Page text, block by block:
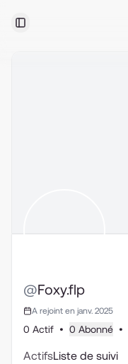
Toggle Sidebar
@Foxy.flp
A rejoint en janv. 2025
0 Actif • 0 Abonné •
ActifsListe de suivi